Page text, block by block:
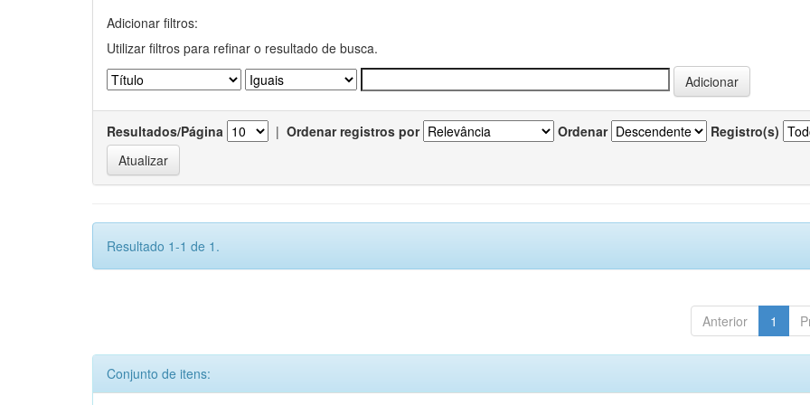
Adicionar filtros:
Utilizar filtros para refinar o resultado de busca.
Resultados/Página | Ordenar registros por Ordenar Registro(s)
Resultado 1-1 de 1.
Anterior 1
Conjunto de itens: